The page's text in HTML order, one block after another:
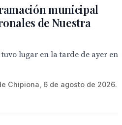
municipal
de Nuestra
lugar en la tarde de ayer en
Chipiona, 6 de agosto de 2026.